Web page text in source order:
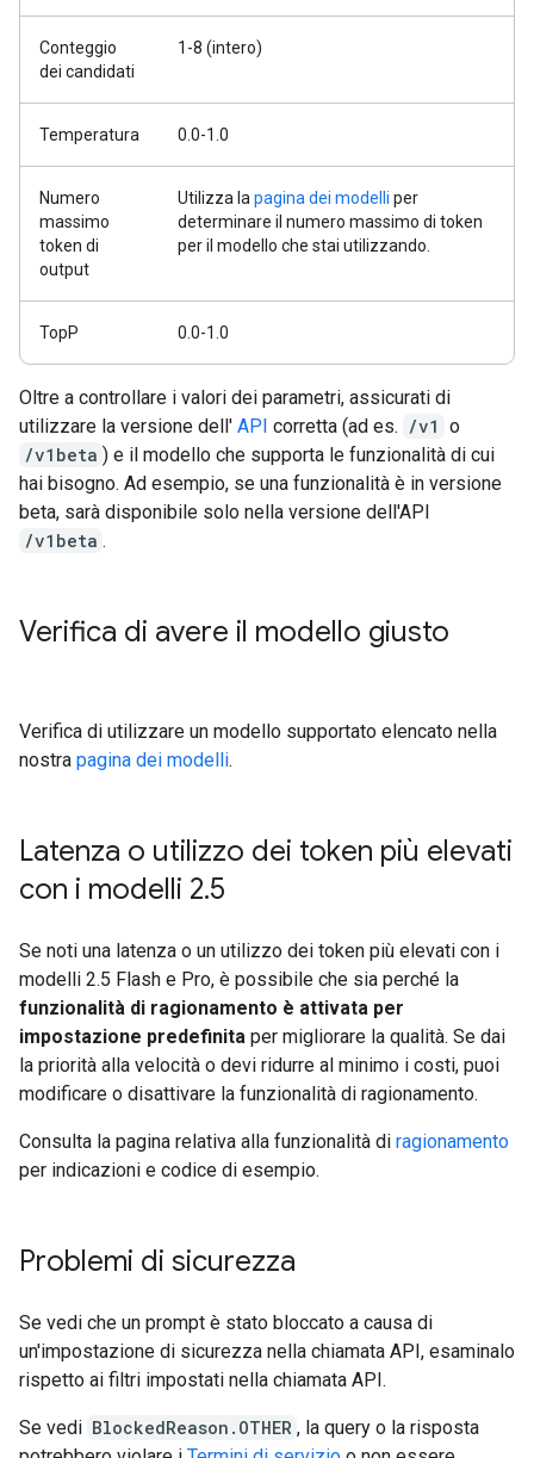
Conteggio
dei candidati
1-8 (intero)
Temperatura 0.0-1.0
Numero
massimo
token di
output
Utilizza la pagina dei modelli per
determinare il numero massimo di token
per il modello che stai utilizzando.
TopP 0.0-1.0
Oltre a controllare i valori dei parametri, assicurati di
utilizzare la versione dell' API corretta (ad es. /v1 o
/v1beta ) e il modello che supporta le funzionalità di cui
hai bisogno. Ad esempio, se una funzionalità è in versione
beta, sarà disponibile solo nella versione dell'API
/v1beta .
Verifica di avere il modello giusto
Verifica di utilizzare un modello supportato elencato nella
nostra pagina dei modelli.
Latenza o utilizzo dei token più elevati
con i modelli 2.5
Se noti una latenza o un utilizzo dei token più elevati con i
modelli 2.5 Flash e Pro, è possibile che sia perché la
funzionalità di ragionamento è attivata per
impostazione predefinita per migliorare la qualità. Se dai
la priorità alla velocità o devi ridurre al minimo i costi, puoi
modificare o disattivare la funzionalità di ragionamento.
Consulta la pagina relativa alla funzionalità di ragionamento
per indicazioni e codice di esempio.
Problemi di sicurezza
Se vedi che un prompt è stato bloccato a causa di
un'impostazione di sicurezza nella chiamata API, esaminalo
rispetto ai filtri impostati nella chiamata API.
Se vedi BlockedReason.OTHER , la query o la risposta